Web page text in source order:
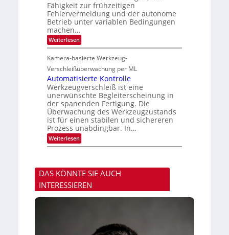
i
e
s
-
B
-
R
n
d
e
s
i
o
e
r
n
a
h
m
e
o
n
H
a
i
l
o
b
a
u
t
F
e
r
i
g
u
n
g
a
u
s
Fähigkeit zur frühzeitigen
Fehlervermeidung und der autonome
Betrieb unter variablen Bedingungen
machen…
Weiterlesen:
Z
v
e
l
ä
s
s
i
g
e
D
r
u
m
a
r
k
e
Kamera-basierte Werkzeug-
Verschleißüberwachung per ML
Automatisierte Kontrolle
Werkzeugverschleiß ist eine
unerwünschte Begleiterscheinung in
der spanenden Fertigung. Die
Überwachung des Werkzeugzustands
ist für einen stabilen und sichereren
Prozess unabdingbar. In…
Weiterlesen:
A
o
m
t
DAS KÖNNTE SIE AUCH
INTERESSIEREN